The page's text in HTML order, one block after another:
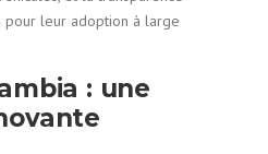
pour leur adoption à large
: une